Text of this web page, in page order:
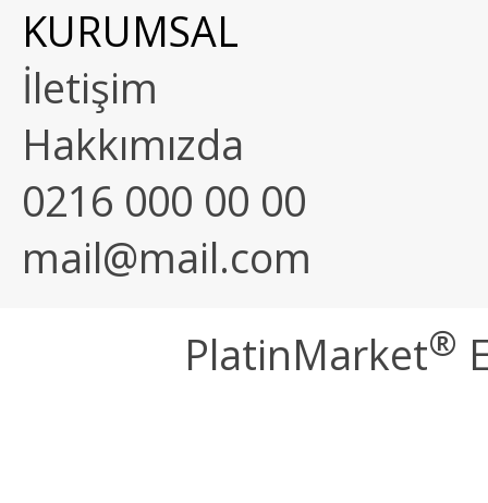
KURUMSAL
İletişim
Hakkımızda
0216 000 00 00
mail@mail.com
PlatinMarket®